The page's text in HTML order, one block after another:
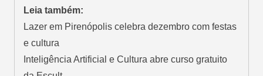
Leia também:
Lazer em Pirenópolis celebra dezembro com festas
e cultura
Inteligência Artificial e Cultura abre curso gratuito